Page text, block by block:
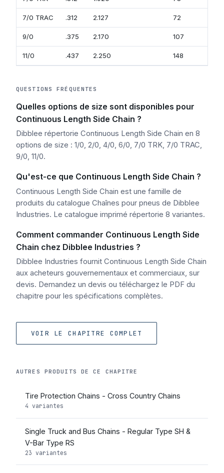
7/0 TRAC .312 2.127 72
9/0 .375 2.170 107
11/0 .437 2.250 148
QUESTIONS FRÉQUENTES
Quelles options de size sont disponibles pour
Continuous Length Side Chain ?
Dibblee répertorie Continuous Length Side Chain en 8
options de size : 1/0, 2/0, 4/0, 6/0, 7/0 TRK, 7/0 TRAC,
9/0, 11/0.
Qu'est-ce que Continuous Length Side Chain ?
Continuous Length Side Chain est une famille de
produits du catalogue Chaînes pour pneus de Dibblee
Industries. Le catalogue imprimé répertorie 8 variantes.
Comment commander Continuous Length Side
Chain chez Dibblee Industries ?
Dibblee Industries fournit Continuous Length Side Chain
aux acheteurs gouvernementaux et commerciaux, sur
devis. Demandez un devis ou téléchargez le PDF du
chapitre pour les spécifications complètes.
VOIR LE CHAPITRE COMPLET
AUTRES PRODUITS DE CE CHAPITRE
Tire Protection Chains - Cross Country Chains
4 variantes
Single Truck and Bus Chains - Regular Type SH &
V-Bar Type RS
23 variantes